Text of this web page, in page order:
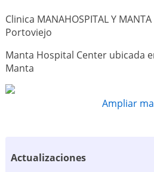
Clinica MANAHOSPITAL Y MANTA
Portoviejo
Manta Hospital Center ubicada
Manta
Ampliar
Actualizaciones